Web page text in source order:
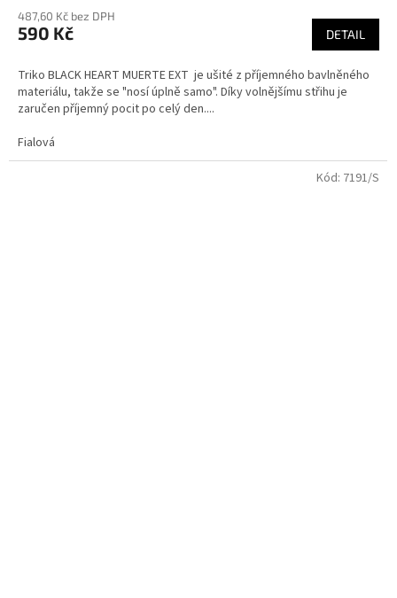
487,60 Kč bez DPH
590 Kč DETAIL
Triko BLACK HEART MUERTE EXT je ušité z příjemného bavlněného
materiálu, takže se "nosí úplně samo". Díky volnějšímu střihu je
zaručen příjemný pocit po celý den....
Fialová
Kód: 7191/S